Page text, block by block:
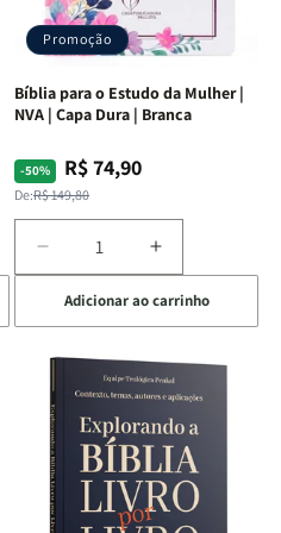
Promoção
Bíblia para o Estudo da Mulher |
NVA | Capa Dura | Branca
-50%
Preço
normal
De:R$ 149,80
Preço
promocional
R$ 74,90
Diminuir
a
quantidade
de
Bíblia
o
Estudo
da
Mulher
Aumentar
a
quantidade
de
Bíblia
para
o
Estudo
Mulher
|
Adicionar ao carrinho